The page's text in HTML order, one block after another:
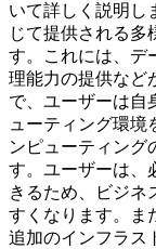
いて詳しく説明し
じて提供される多
す。これには、デ
理能力の提供など
で、ユーザーは自
ューティング環境
ンピューティング
す。ユーザーは、
きるため、ビジネ
すくなります。ま
追加のインフラス